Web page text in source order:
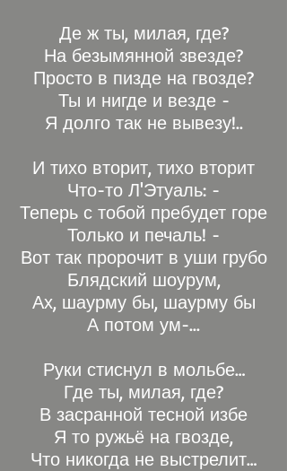
Де ж ты, милая, где?
На безымянной звезде?
Просто в пизде на гвозде?
Ты и нигде и везде -
Я долго так не вывезу!..
И тихо вторит, тихо вторит
Что-то Л'Этуаль: -
Теперь с тобой пребудет горе
Только и печаль! -
Вот так пророчит в уши грубо
Блядский шоурум,
Ах, шаурму бы, шаурму бы
А потом ум-...
Руки стиснул в мольбе…
Где ты, милая, где?
В засранной тесной избе
Я то ружьё на гвозде,
Что никогда не выстрелит…